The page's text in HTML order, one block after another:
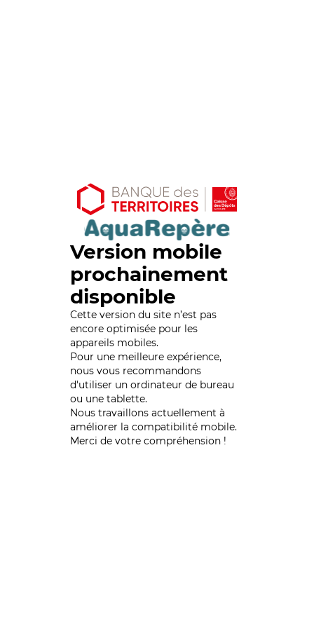
Version mobile
prochainement
disponible
Cette version du site n’est pas
encore optimisée pour les
appareils mobiles.
Pour une meilleure expérience,
nous vous recommandons
d'utiliser un ordinateur de bureau
ou une tablette.
Nous travaillons actuellement à
améliorer la compatibilité mobile.
Merci de votre compréhension !